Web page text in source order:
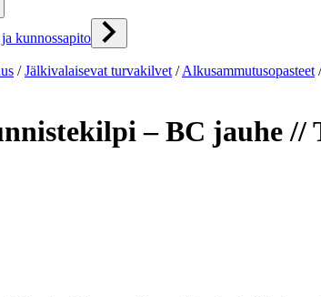
kunnossapito
/Jälkivalaisevat turvakilvet /Alkusammutusopasteet
– BC jauhe //